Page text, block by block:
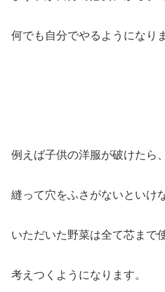
何でも自分でやるようになり
例えば子供の洋服が破けたら、
縫って穴をふさがないといけ
いただいた野菜は全て芯まで
考えつくようになります。